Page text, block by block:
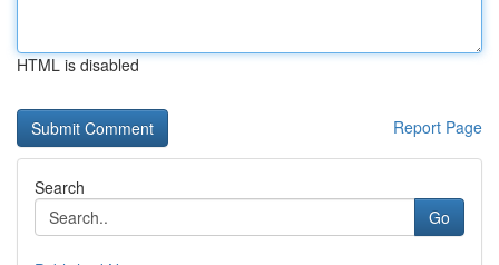
HTML is disabled
Report Page
Search
Go